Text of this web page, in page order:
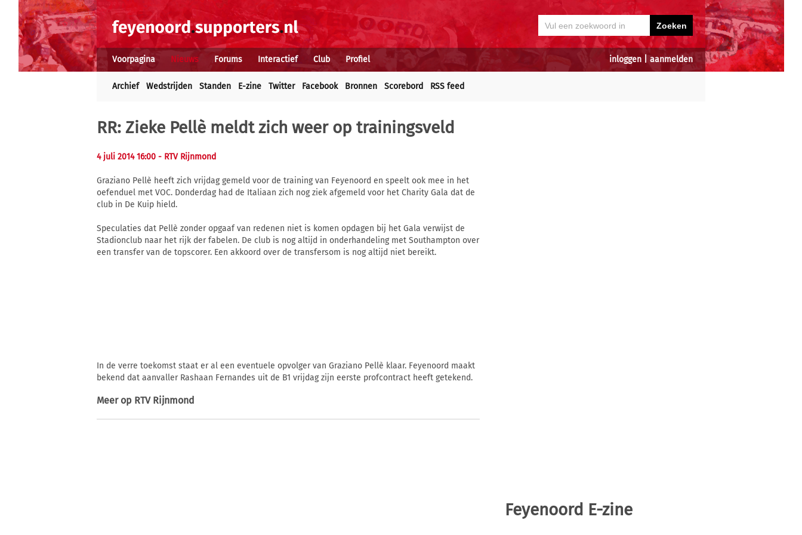
inloggen aanmelden
Voorpagina Nieuws Forums Interactief Club Profiel
Archief Wedstrijden Standen E-zine Twitter Facebook Bronnen Scorebord RSS feed
RR: Zieke Pellè meldt zich weer op trainingsveld
4 juli 2014 16:00 - RTV Rijnmond
Graziano Pellè heeft zich vrijdag gemeld voor de training van Feyenoord en speelt ook mee in het
oefenduel met VOC. Donderdag had de Italiaan zich nog ziek afgemeld voor het Charity Gala dat de
club in De Kuip hield.
Speculaties dat Pellè zonder opgaaf van redenen niet is komen opdagen bij het Gala verwijst de
Stadionclub naar het rijk der fabelen. De club is nog altijd in onderhandeling met Southampton over
een transfer van de topscorer. Een akkoord over de transfersom is nog altijd niet bereikt.
In de verre toekomst staat er al een eventuele opvolger van Graziano Pellè klaar. Feyenoord maakt
bekend dat aanvaller Rashaan Fernandes uit de B1 vrijdag zijn eerste profcontract heeft getekend.
Meer op RTV Rijnmond
Feyenoord E-zine